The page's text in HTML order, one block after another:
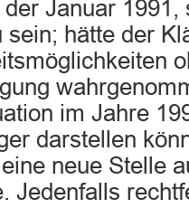
Januar 1991,
sein; hätte der
im Jahre
darstellen
neue Stelle
Jedenfalls